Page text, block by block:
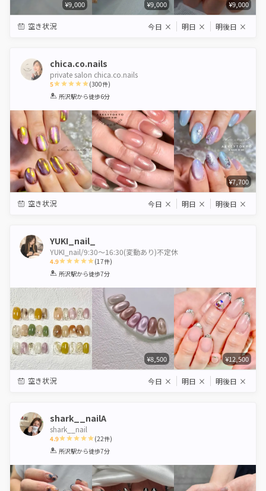
¥9,000 ¥9,000 ¥9,000
空き状況 今日 × 明日 × 明後日 ×
chica.co.nails
private salon chica.co.nails
5
1 2 3 4 5
(300件)
所沢駅から徒歩6分
¥7,700
空き状況 今日 × 明日 × 明後日 ×
YUKI_nail_
YUKI_nail/9:30～16:30(変動あり)不定休
4.9
1 2 3 4 5
(17件)
所沢駅から徒歩7分
¥8,500 ¥12,500
空き状況 今日 × 明日 × 明後日 ×
shark__nailA
shark__nail
4.9
1 2 3 4 5
(22件)
所沢駅から徒歩7分